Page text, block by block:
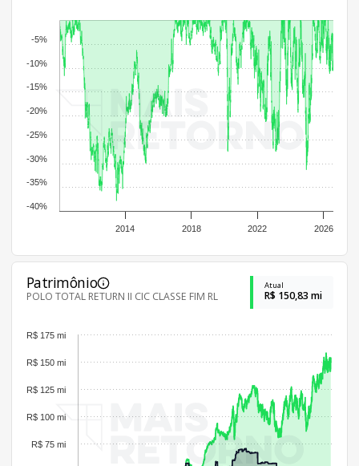
2014 2018 2022 2026
-40%
-35%
-30%
-25%
-20%
-15%
-10%
-5%
Patrimônio
POLO TOTAL RETURN II CIC CLASSE FIM RL
Atual
R$ 150,83 mi
R$ 75 mi
R$ 100 mi
R$ 125 mi
R$ 150 mi
R$ 175 mi